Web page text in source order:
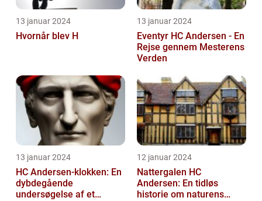
13 januar 2024
Hvornår blev H
13 januar 2024
Eventyr HC Andersen - En
Rejse gennem Mesterens
Verden
13 januar 2024
HC Andersen-klokken: En
dybdegående
undersøgelse af et
12 januar 2024
Nattergalen HC
Andersen: En tidløs
historie om naturens